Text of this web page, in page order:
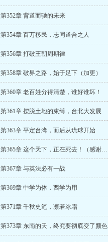
第352章 背道而驰的未来
第354章 百万移民，志同道合之人
第356章 打破王朝周期律
第358章 破界之路，始于足下（加更）
第360章 老百姓分得清楚，谁好谁坏！
第361章 摆脱土地的束缚，台北大发展
第363章 平定台湾，而后从琉球开始
第365章 这个天下，正在死去！（感谢201***462一万点币打赏）
第367章 与英法必有一战
第369章 中学为体，西学为用
第371章 千秋史笔，凛若冰霜
第373章 东南的天，终究要彻底变了颜色